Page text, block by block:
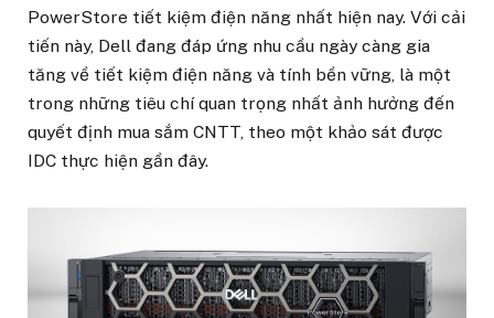
PowerStore tiết kiệm điện năng nhất hiện nay. Với cải
tiến này, Dell đang đáp ứng nhu cầu ngày càng gia
tăng về tiết kiệm điện năng và tính bền vững, là một
trong những tiêu chí quan trọng nhất ảnh hưởng đến
quyết định mua sắm CNTT, theo một khảo sát được
IDC thực hiện gần đây.